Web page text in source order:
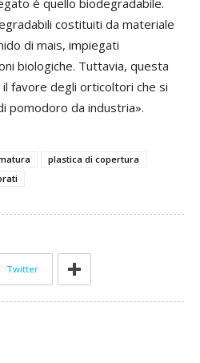
è quello biodegradabile.
costituiti da materiale
di mais, impiegati
biologiche. Tuttavia, questa
favore degli orticoltori che si
pomodoro da industria».
plastica di copertura
Twitter